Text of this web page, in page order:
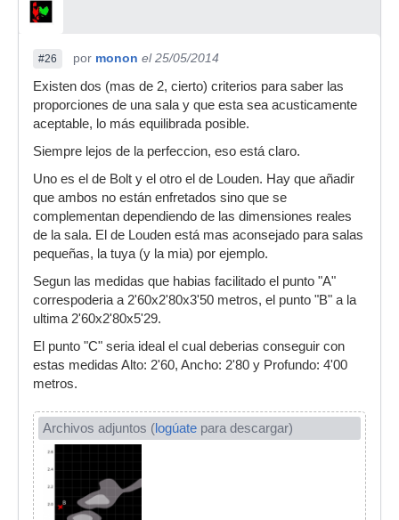
#26 por monon el 25/05/2014
Existen dos (mas de 2, cierto) criterios para saber las
proporciones de una sala y que esta sea acusticamente
aceptable, lo más equilibrada posible.
Siempre lejos de la perfeccion, eso está claro.
Uno es el de Bolt y el otro el de Louden. Hay que añadir
que ambos no están enfretados sino que se
complementan dependiendo de las dimensiones reales
de la sala. El de Louden está mas aconsejado para salas
pequeñas, la tuya (y la mia) por ejemplo.
Segun las medidas que habias facilitado el punto "A"
correspoderia a 2'60x2'80x3'50 metros, el punto "B" a la
ultima 2'60x2'80x5'29.
El punto "C" seria ideal el cual deberias conseguir con
estas medidas Alto: 2'60, Ancho: 2'80 y Profundo: 4'00
metros.
Archivos adjuntos (logúate para descargar)